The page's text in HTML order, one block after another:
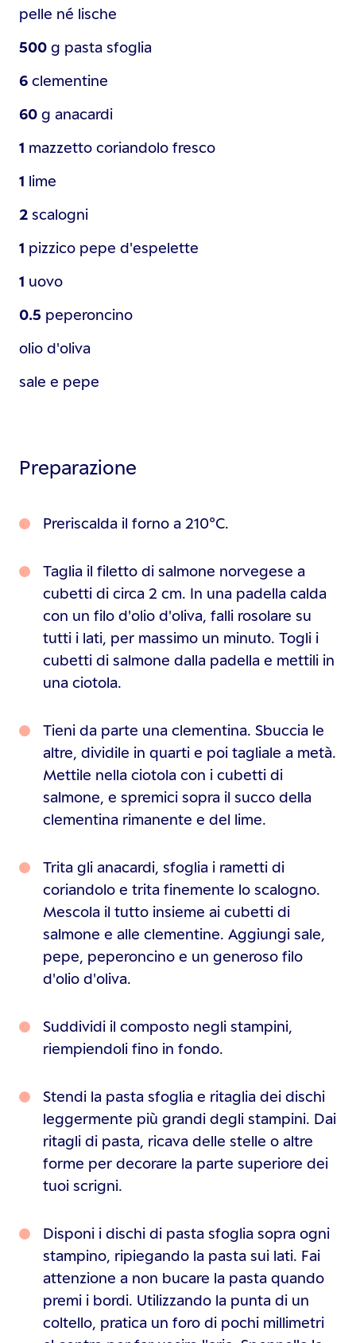
pelle né lische
500 g pasta sfoglia
6 clementine
60 g anacardi
1 mazzetto coriandolo fresco
1 lime
2 scalogni
1 pizzico pepe d'espelette
1 uovo
0.5 peperoncino
olio d'oliva
sale e pepe
Preparazione
Preriscalda il forno a 210°C.
Taglia il filetto di salmone norvegese a
cubetti di circa 2 cm. In una padella calda
con un filo d'olio d'oliva, falli rosolare su
tutti i lati, per massimo un minuto. Togli i
cubetti di salmone dalla padella e mettili in
una ciotola.
Tieni da parte una clementina. Sbuccia le
altre, dividile in quarti e poi tagliale a metà.
Mettile nella ciotola con i cubetti di
salmone, e spremici sopra il succo della
clementina rimanente e del lime.
Trita gli anacardi, sfoglia i rametti di
coriandolo e trita finemente lo scalogno.
Mescola il tutto insieme ai cubetti di
salmone e alle clementine. Aggiungi sale,
pepe, peperoncino e un generoso filo
d'olio d'oliva.
Suddividi il composto negli stampini,
riempiendoli fino in fondo.
Stendi la pasta sfoglia e ritaglia dei dischi
leggermente più grandi degli stampini. Dai
ritagli di pasta, ricava delle stelle o altre
forme per decorare la parte superiore dei
tuoi scrigni.
Disponi i dischi di pasta sfoglia sopra ogni
stampino, ripiegando la pasta sui lati. Fai
attenzione a non bucare la pasta quando
premi i bordi. Utilizzando la punta di un
coltello, pratica un foro di pochi millimetri